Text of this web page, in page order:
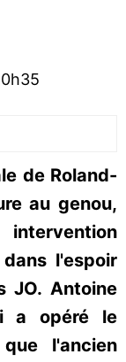
de Roland-
au genou,
l'espoir
JO. Antoine
a opéré le
l'ancien